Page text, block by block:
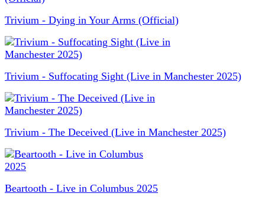
Trivium - Dying in Your Arms (Official)
Trivium - Suffocating Sight (Live in Manchester 2025)
Trivium - The Deceived (Live in Manchester 2025)
Beartooth - Live in Columbus 2025